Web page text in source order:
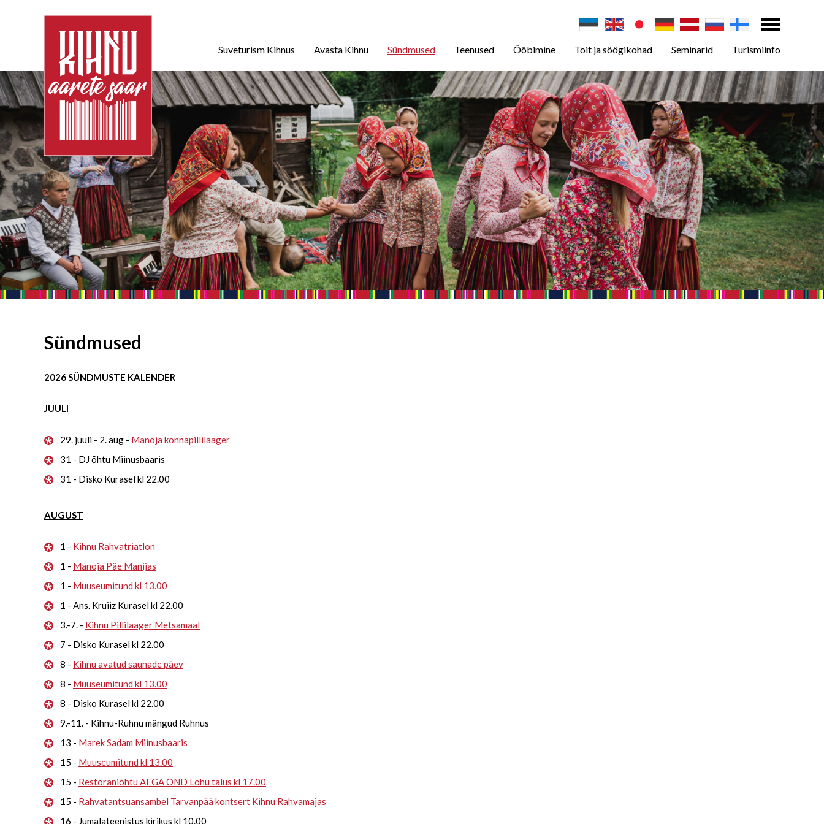
Suveturism Kihnus Avasta Kihnu Sündmused Teenused Ööbimine Toit ja söögikohad Seminarid Turismiinfo
Sündmused
2026 SÜNDMUSTE KALENDER
JUULI
29. juuli - 2. aug - Manõja konnapillilaager
31 - DJ õhtu Miinusbaaris
31 - Disko Kurasel kl 22.00
AUGUST
1 - Kihnu Rahvatriatlon
1 - Manõja Päe Manijas
1 - Muuseumitund kl 13.00
1 - Ans. Kruiiz Kurasel kl 22.00
3.-7. - Kihnu Pillilaager Metsamaal
7 - Disko Kurasel kl 22.00
8 - Kihnu avatud saunade päev
8 - Muuseumitund kl 13.00
8 - Disko Kurasel kl 22.00
9.-11. - Kihnu-Ruhnu mängud Ruhnus
13 - Marek Sadam Miinusbaaris
15 - Muuseumitund kl 13.00
15 - Restoraniõhtu AEGA OND Lohu talus kl 17.00
15 - Rahvatantsuansambel Tarvanpää kontsert Kihnu Rahvamajas
16 - Jumalateenistus kirikus kl 10.00